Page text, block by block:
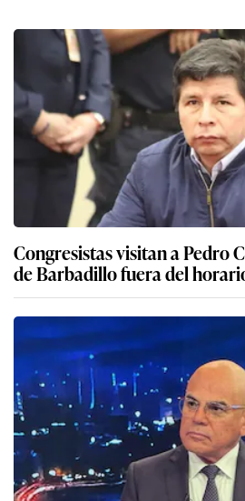
Congresistas visitan a Pedro
de Barbadillo fuera del